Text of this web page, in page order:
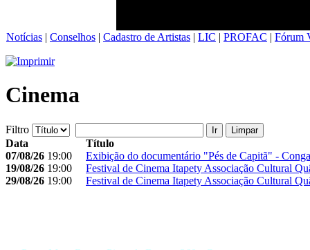
Notícias | Conselhos | Cadastro de Artistas | LIC | PROFAC | Fórum
Cinema
Filtro Ir Limpar
Data
Título
07/08/26 19:00
Exibição do documentário "Pés de Capitã" -
19/08/26 19:00
Festival de Cinema Itapety Associação Cultural
29/08/26 19:00 Festival de Cinema Itapety Associação Cultural